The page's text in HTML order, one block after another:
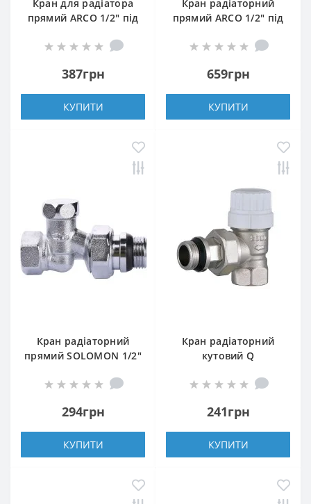
Кран для радіатора
прямий ARCO 1/2″ під
387грн
КУПИТИ
Кран радіаторний
прямий ARCO 1/2″ під
TB285 M30
659грн
КУПИТИ
Кран радіаторний
прямий SOLOMON 1/2″
ущільнювачем 161405
294грн
КУПИТИ
Кран радіаторний
кутовий Q
NV-QP5007 під ключ з
241грн
КУПИТИ